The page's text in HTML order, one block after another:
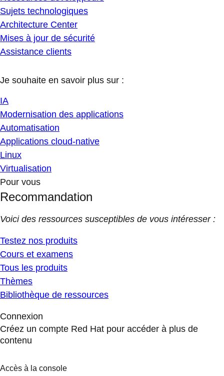
Sujets technologiques
Architecture Center
Mises à jour de sécurité
Assistance clients
Je souhaite en savoir plus sur :
IA
Modernisation des applications
Automatisation
Applications cloud-native
Linux
Virtualisation
Pour vous
Recommandation
Voici des ressources susceptibles de vous intéresser :
Testez nos produits
Cours et examens
Tous les produits
Thèmes
Bibliothèque de ressources
Connexion
Créez un compte Red Hat pour accéder à plus de
contenu
Accès à la console